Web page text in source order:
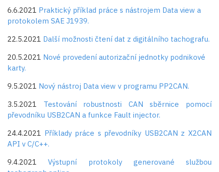
6.6.2021 Praktický příklad práce s nástrojem Data view a
protokolem SAE J1939.
22.5.2021 Další možnosti čtení dat z digitálního tachografu.
20.5.2021 Nové provedení autorizační jednotky podnikové
karty.
9.5.2021 Nový nástroj Data view v programu PP2CAN.
3.5.2021 Testování robustnosti CAN sběrnice pomocí
převodníku USB2CAN a funkce Fault injector.
24.4.2021 Příklady práce s převodníky USB2CAN z X2CAN
API v C/C++.
9.4.2021 Výstupní protokoly generované službou